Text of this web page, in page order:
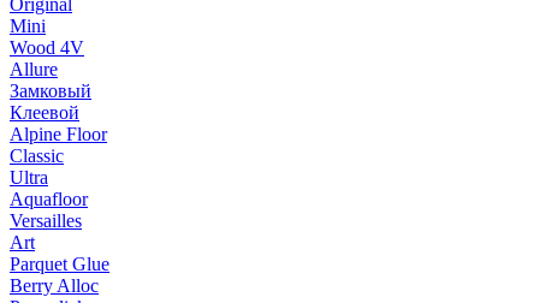
Original
Mini
Wood 4V
Allure
Замковый
Клеевой
Alpine Floor
Classic
Ultra
Aquafloor
Versailles
Art
Parquet Glue
Berry Alloc